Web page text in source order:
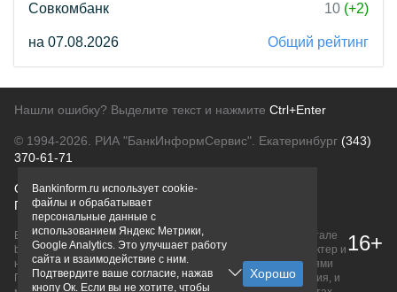
Совкомбанк
10 (+2)
на 07.08.2026 Общий рейтинг
Нашли ошибку? Выделите текст и нажмите Ctrl+Enter
© 1994-2026. РИА "БанкИнформСервис". Екатеринбург (343)
370-61-71
О проектеПолитика конфиденциальности
Правовая информацияДля рекламодателей
Вся информация о продуктах банков, размещенная на портале
bankinform.ru, носит исключительно ознакомительный характер и
не является публичной офертой, определяемой положениями
ГК РФ. Информация не содержит точного и полного описания, и
16+
Bankinform.ru использует cookie-
файлы и обрабатывает
персональные данные с
использованием Яндекс Метрики,
Google Analytics. Это улучшает работу
сайта и взаимодействие с ним.
Подтвердите ваше согласие, нажав
кнопу Ок. Если вы не хотите, чтобы